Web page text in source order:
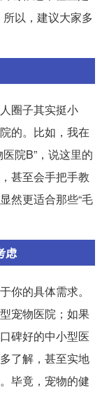
以，建议大家多
圈子其实挺小
的。比如，我在
院B”，说这里的
甚至会手把手教
然更适合那些“毛
虑
你的具体需求。
宠物医院；如果
碑好的中小型医
了解，甚至实地
毕竟，宠物的健